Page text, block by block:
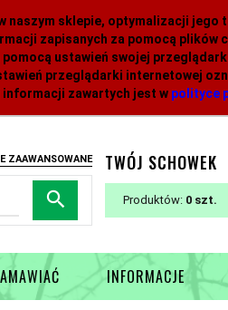
naszym sklepie, optymalizacji
zapisanych za pomocą plików
ustawień swojej
przeglądarki internetowej
zawartych jest w polityce
ZAAWANSOWANE TWÓJ SCHOWEK
Produktów: 0
INFORMACJE